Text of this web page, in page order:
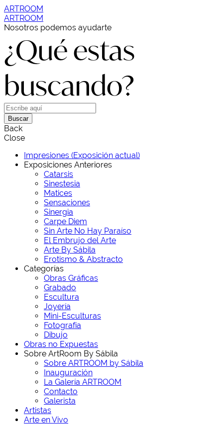
ARTROOM
ARTROOM
Nosotros podemos ayudarte
¿Qué estas
buscando?
Buscar
Back
Close
Impresiones (Exposición actual)
Exposiciones Anteriores
Catarsis
Sinestesia
Matices
Sensaciones
Sinergia
Carpe Diem
Sin Arte No Hay Paraíso
El Embrujo del Arte
Arte By Sábila
Erotismo & Abstracto
Categorías
Obras Gráficas
Grabado
Escultura
Joyería
Mini-Esculturas
Fotografía
Dibujo
Obras no Expuestas
Sobre ArtRoom By Sábila
Sobre ARTROOM by Sábila
Inauguración
La Galería ARTROOM
Contacto
Galerista
Artistas
Arte en Vivo